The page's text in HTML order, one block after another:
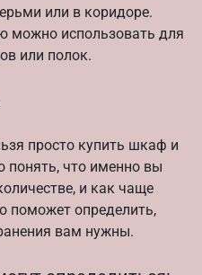
или в коридоре.
можно использовать для
или полок.
просто купить шкаф и
понять, что именно вы
и как чаще
поможет определить,
вам нужны.